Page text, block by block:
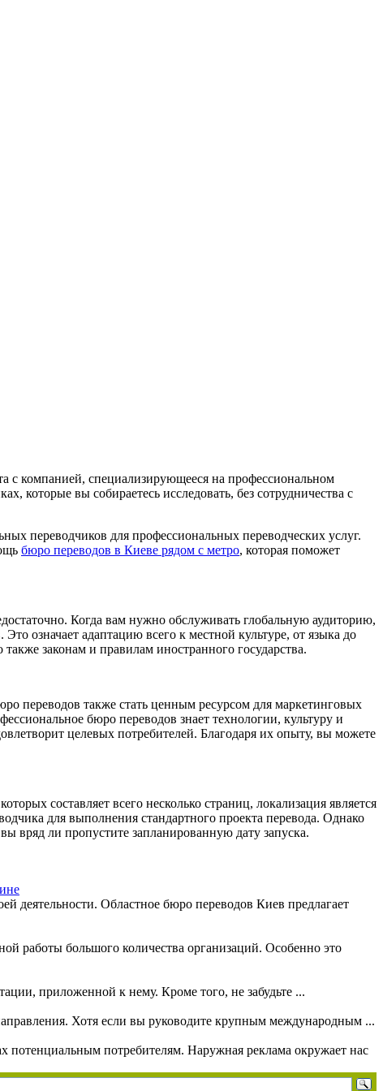
с компанией, специализирующееся на профессиональном
которые вы собираетесь исследовать, без сотрудничества с
переводчиков для профессиональных переводческих услуг.
бюро переводов в Киеве рядом с метро, которая поможет
Когда вам нужно обслуживать глобальную аудиторию,
означает адаптацию всего к местной культуре, от языка до
законам и правилам иностранного государства.
переводов также стать ценным ресурсом для маркетинговых
бюро переводов знает технологии, культуру и
целевых потребителей. Благодаря их опыту, вы можете
составляет всего несколько страниц, локализация является
для выполнения стандартного проекта перевода. Однако
вряд ли пропустите запланированную дату запуска.
деятельности. Областное бюро переводов Киев предлагает
работы большого количества организаций. Особенно это
приложенной к нему. Кроме того, не забудьте ...
Хотя если вы руководите крупным международным ...
потребителям. Наружная реклама окружает нас